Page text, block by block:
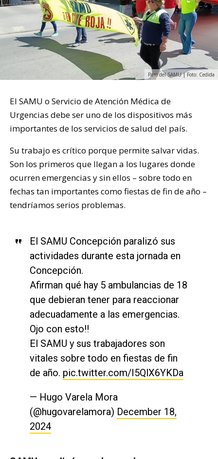
Paro del SAMU | Foto: Cedida
El SAMU o Servicio de Atención Médica de
Urgencias debe ser uno de los dispositivos más
importantes de los servicios de salud del país.
Su trabajo es crítico porque permite salvar vidas.
Son los primeros que llegan a los lugares donde
ocurren emergencias y sin ellos – sobre todo en
fechas tan importantes como fiestas de fin de año –
tendríamos serios problemas.
El SAMU Concepción paralizó sus
actividades durante esta jornada en
Concepción.
Afirman qué hay 5 ambulancias de 18
que debieran tener para reaccionar
adecuadamente a las emergencias.
Ojo con esto!!
El SAMU y sus trabajadores son
vitales sobre todo en fiestas de fin
de año. pic.twitter.com/I5QlX6YKDa
— Hugo Varela Mora
(@hugovarelamora) December 18,
2024